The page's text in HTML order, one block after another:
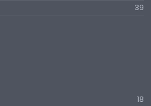
39
18